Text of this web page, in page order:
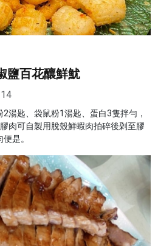
鹽百花釀鮮魷
湯匙、袋鼠粉1湯匙、蛋白3隻拌勻，
肉可自製用脫殼鮮蝦肉拍碎後刴至膠
是。